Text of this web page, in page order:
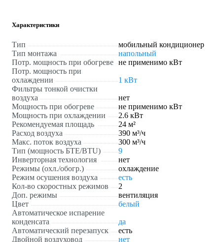
Характеристики
Тип
мобильный кондиционер
Тип монтажа
напольный
Потр. мощность при обогреве не применимо кВт
Потр. мощность при
охлаждении
1 кВт
Фильтры тонкой очистки
воздуха
нет
Мощность при обогреве
не применимо кВт
Мощность при охлаждении
2.6 кВт
Рекомендуемая площадь
24 м²
Расход воздуха
390 м³/ч
Макс. поток воздуха
300 м³/ч
Тип (мощность БТЕ/BTU)
9
Инверторная технология
нет
Режимы (охл./обогр.)
охлаждение
Режим осушения воздуха
есть
Кол-во скоростных режимов
2
Доп. режимы
вентиляция
Цвет
белый
Автоматическое испарение
конденсата
да
Автоматический перезапуск
есть
Двойной воздуховод
нет